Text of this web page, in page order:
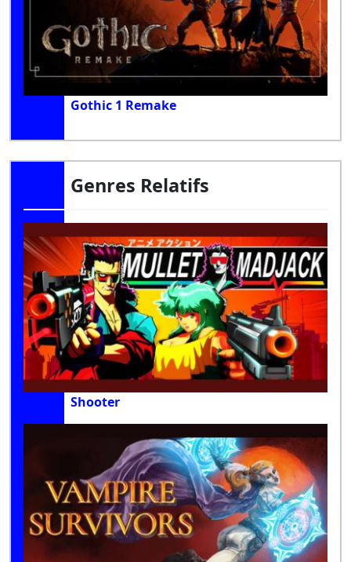
Gothic 1 Remake
Genres Relatifs
Shooter